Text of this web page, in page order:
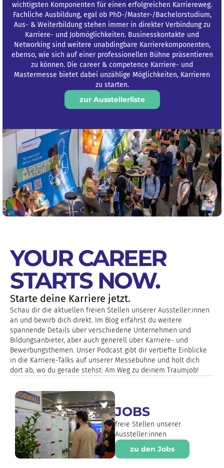
wichtigsten Komponenten für einen erfolgreichen Karriereweg.
Fachliche Ausbildung, egal ob PhD-/Master-/Bachelorstudium,
Aus- & Weiterbildung stehen immer in direkter Verbindung zu
Karriere- und Jobmöglichkeiten. Businesskontakte und
Networking sind weitere unabdingbare Karrierekomponenten,
ebenso, wie sich auf einer professionellen Bühne präsentieren
zu können. Die career & competence Karriere- und
Mastermesse bietet dabei unzählige Möglichkeiten, Karrieren
zu starten.
zur Ausstellerliste
YOUR CAREER
STARTS NOW.
Starte deine Karriere jetzt.
Schau dir die aktuellen freien Stellen unserer Aussteller:innen
an und bewirb dich direkt. Im Blog erfährst du weitere
spannende Details über verschiedene Unternehmen und
Bildungsanbieter, aber auch generell über Karriere- und
Bewerbungsthemen. Unser Podcast gibt dir vertiefte Einblicke
in die Karriere-Talks auf unserer Messebühne und holt dich
dort ab, wo du gerade stehst: Am Weg zu deinem Traumjob!
JOBS
freie Stellen unserer
Aussteller:innen
zu den Jobs